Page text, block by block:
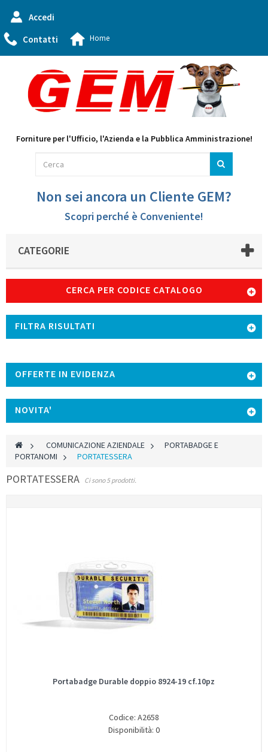
Accedi
Contatti
Home
Forniture per l'Ufficio, l'Azienda e la Pubblica Amministrazione!
Non sei ancora un Cliente GEM?
Scopri perché è Conveniente!
CATEGORIE
CERCA PER CODICE CATALOGO
FILTRA RISULTATI
OFFERTE IN EVIDENZA
NOVITA'
> COMUNICAZIONE AZIENDALE >
PORTABADGE E
PORTANOMI
> PORTATESSERA
PORTATESSERA Ci sono 5 prodotti.
Portabadge Durable doppio 8924-19 cf.10pz
Codice: A2658
Disponibilità: 0